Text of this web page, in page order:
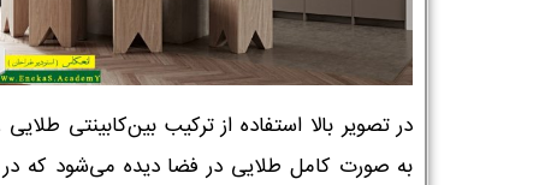
در تصویر بالا استفاده از ترکیب بین‌کابینتی
به صورت کامل طلایی در فضا دیده می‌شود که در